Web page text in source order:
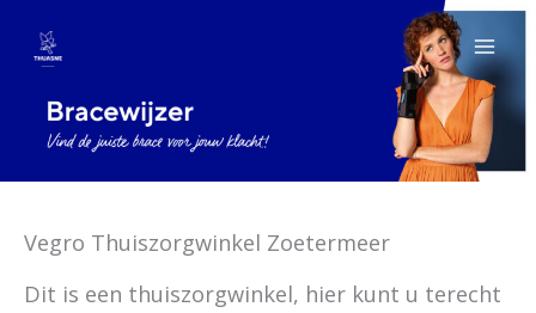
naar
inhoud
Vegro Thuiszorgwinkel Zoetermeer
Dit is een thuiszorgwinkel, hier kunt u terecht